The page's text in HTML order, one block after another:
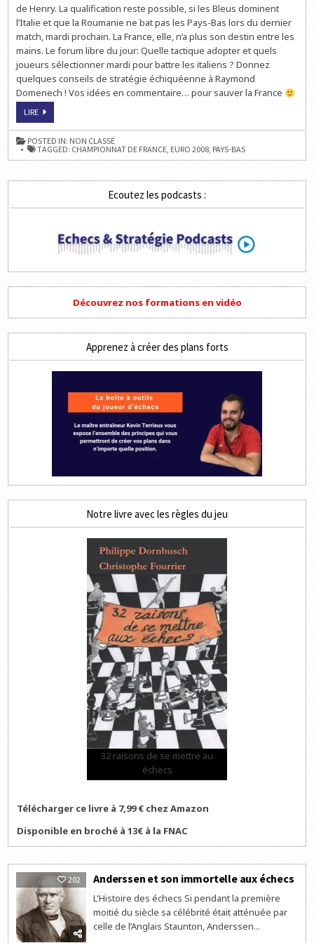
de Henry. La qualification reste possible, si les Bleus dominent
l’Italie et que la Roumanie ne bat pas les Pays-Bas lors du dernier
match, mardi prochain. La France, elle, n’a plus son destin entre les
mains. Le forum libre du jour: Quelle tactique adopter et quels
joueurs sélectionner mardi pour battre les italiens ? Donnez
quelques conseils de stratégie échiquéenne à Raymond
Domenech ! Vos idées en commentaire… pour sauver la France
LIREEURO
DOMENÉCHECS
ET
MAT
!
POSTED IN: NON CLASSÉ
TAGGED: CHAMPIONNAT DE FRANCE, EURO 2008, PAYS-BAS
Ecoutez les podcasts :
Découvrez nos formations en vidéo
Apprenez à créer des plans forts
Notre livre avec les règles du jeu
32 raisons de se mettre au
échecs
Télécharger ce livre à 7,99 € chez Amazon
Disponible en broché à 13€ à la FNAC
202 Anderssen et son immortelle aux échecs
L'Histoire des échecs Si pendant la première
moitié du siècle sa célébrité était atténuée par
celle de l’Anglais Staunton, Anderssen...